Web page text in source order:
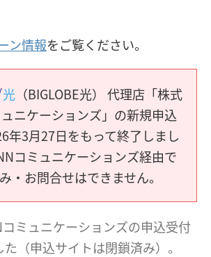
ン情報をご覧ください。
光（BIGLOBE光） 代理店「株式
ニケーションズ」の新規申込
年3月27日をもって終了しまし
コミュニケーションズ経由で
・お問合せはできません。
ミュニケーションズの申込受付
（申込サイトは閉鎖済み）。